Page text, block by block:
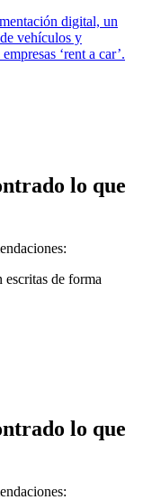
digital, un
vehículos y
‘rent a car’.
lo que
escritas de forma
lo que